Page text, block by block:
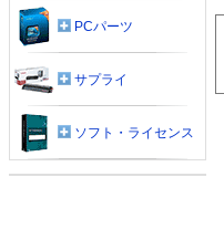
PCパーツ
サプライ
ソフト・ライセンス